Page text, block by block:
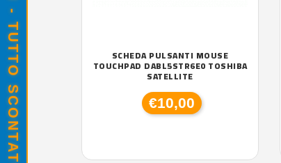
SCHEDA PULSANTI MOUSE
TOUCHPAD DABL5STR6E0 TOSHIBA
SATELLITE
€10,00